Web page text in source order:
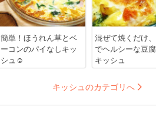
簡単！ほうれん草とベ
ーコンのパイなしキッ
シュ☺
混ぜて焼くだけ
でヘルシーな豆
キッシュ
キッシュのカテゴリへ